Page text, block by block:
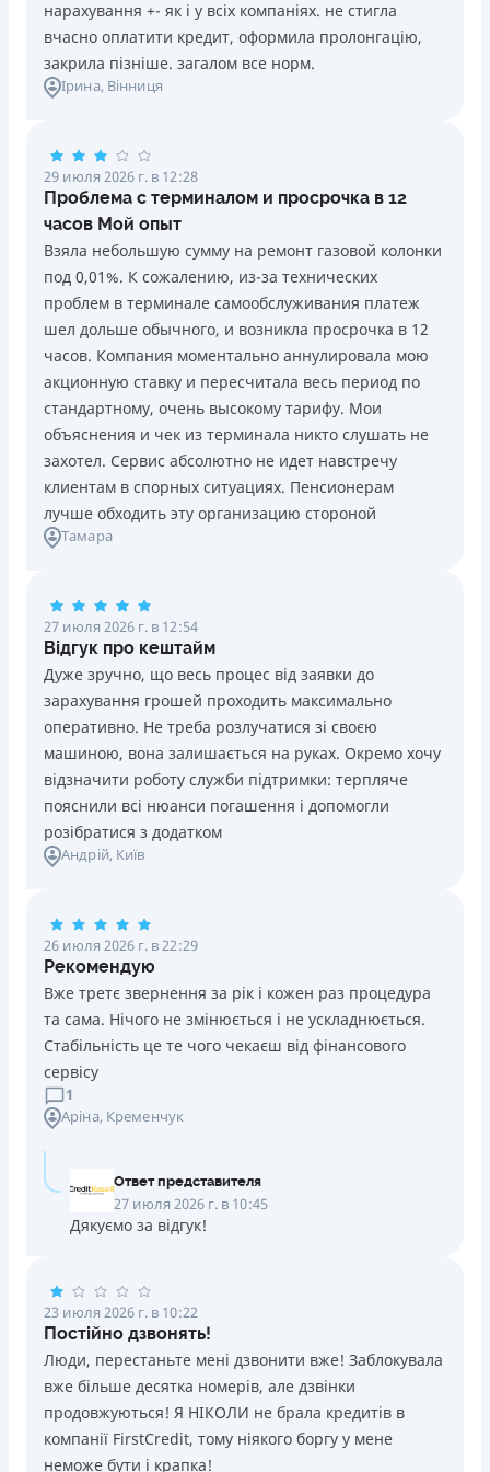
ПОЛУЧИТЬ ЗАЙМ Подробнее
от 0%
Преимущества
Долгосрочность: Кредит на 120 дней с выплатой
карту за 5 минут
Безопасность: Быстрая верификация через BankID
Акция: Первый платеж под 0,01% в день по промокоду
Прозрачность: Надежная лицензия НБУ, без скрытых
страховок и звонков родственникам
Недостатки
Нет программы лояльности для постоянных клиентов
Нет кредита для юрлиц (ФОП)
Нет круглосуточной поддержки по телефону, в Viber,
Telegram, Facebook
Погашение
В кассах и терминалах отделений
Онлайн (через сайт или интернет-банкинг)
Через терминалы самообслуживания
Лицензия переоформлена 27.03.2024 г.
Вся информация о кредите
ПОЛУЧИТЬ ЗАЙМ Подробнее
Нет программы лояльности для постоянных клиентов
Нет кредита для юрлиц (ФОП)
Нет круглосуточной поддержки
по телефону, в Viber,
Telegram, Facebook
В кассах и терминалах отделений
Оплата на расчетный счёт
Онлайн (через сайт или интернет-банкинг)
Через терминалы Приватбанка
Через терминалы самообслуживания
Вся информация о кредите
ПОЛУЧИТЬ ЗАЙМ Подробнее
нарахування +- як і у всіх компаніях. не стигла
вчасно оплатити кредит, оформила пролонгацію,
закрила пізніше. загалом все норм.
Ірина, Вінниця
29 июля 2026 г. в 12:28
Проблема с терминалом и просрочка в 12
часов Мой опыт
Взяла небольшую сумму на ремонт газовой колонки
под 0,01%. К сожалению, из-за технических
проблем в терминале самообслуживания платеж
шел дольше обычного, и возникла просрочка в 12
часов. Компания моментально аннулировала мою
акционную ставку и пересчитала весь период по
стандартному, очень высокому тарифу. Мои
объяснения и чек из терминала никто слушать не
захотел. Сервис абсолютно не идет навстречу
клиентам в спорных ситуациях. Пенсионерам
лучше обходить эту организацию стороной
Тамара
27 июля 2026 г. в 12:54
Відгук про кештайм
Дуже зручно, що весь процес від заявки до
зарахування грошей проходить максимально
оперативно. Не треба розлучатися зі своєю
машиною, вона залишається на руках. Окремо хочу
відзначити роботу служби підтримки: терпляче
пояснили всі нюанси погашення і допомогли
розібратися з додатком
Андрій, Київ
26 июля 2026 г. в 22:29
Рекомендую
Вже третє звернення за рік і кожен раз процедура
та сама. Нічого не змінюється і не ускладнюється.
Стабільність це те чого чекаєш від фінансового
сервісу
1
Аріна, Кременчук
Ответ представителя
27 июля 2026 г. в 10:45
Дякуємо за відгук!
23 июля 2026 г. в 10:22
Постійно дзвонять!
Люди, перестаньте мені дзвонити вже! Заблокувала
вже більше десятка номерів, але дзвінки
продовжуються! Я НІКОЛИ не брала кредитів в
компанії FirstCredit, тому ніякого боргу у мене
неможе бути і крапка!